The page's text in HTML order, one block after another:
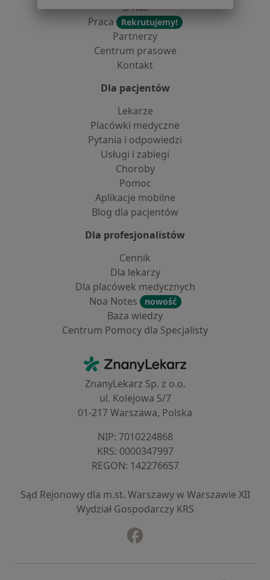
O nas
Praca
Rekrutujemy!
Partnerzy
Centrum prasowe
Kontakt
Dla pacjentów
Lekarze
Placówki medyczne
Pytania i odpowiedzi
Usługi i zabiegi
Choroby
Pomoc
Aplikacje mobilne
Blog dla pacjentów
Dla profesjonalistów
Cennik
Dla lekarzy
Dla placówek medycznych
Noa Notes
nowość
Baza wiedzy
Centrum Pomocy dla Specjalisty
ZnanyLekarz - Strona główna
ZnanyLekarz Sp. z o.o.
ul. Kolejowa 5/7
01-217 Warszawa, Polska
NIP: ⁠7010224868
KRS: ⁠0000347997
REGON: ⁠142276657
Sąd Rejonowy dla m.st. Warszawy w Warszawie XII
Wydział Gospodarczy KRS